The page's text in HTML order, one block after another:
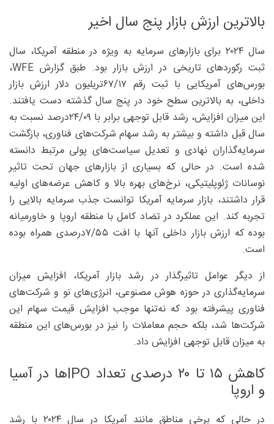
بالاترین ارزش بازار پنج سال اخیر
سال ۲۰۲۴ برای بازارهای سرمایه به‌ ویژه در منطقه آمریکا، سال
ثبت رکوردهای تاریخی در ارزش بازار بود. طبق گزارش ‌WFE،
بورس‌های آمریکایی با ثبت رقم ۱۷/‏‏۶۷‌تریلیون دلار ارزش بازار
داخلی، به بالاترین سطح خود در پنج سال گذشته دست یافتند.
این میزان افزایش، رشد قابل ‌توجهی برابر با ۰۹/‏‏۲۴‌درصد نسبت به
سال قبل داشته و بیشتر به رشد سهام شرکت‌های فناوری، بازگشت
سرمایه‌گذاران نهادی و تعدیل سیاست‌های پولی مرتبط دانسته
شده است. در حالی‌ که بسیاری از بازارهای جهان تحت ‌تاثیر
نوسانات ژئوپلیتیکی، نرخ‌های بهره بالا و کاهش عرضه‌های اولیه
قرار داشتند، بازار سرمایه آمریکا توانست جذب سرمایه بالایی را
تجربه کند. این عملکرد در تضاد کامل با منطقه اروپا و خاورمیانه
بوده که ارزش بازار داخلی آنها با افت ۵۵/‏‏۷‌درصدی همراه بوده
است.
از دیگر عوامل تاثیرگذار در رشد بازار آمریکا، افزایش میزان
سرمایه‌گذاری در حوزه هوش مصنوعی، انرژی‌های نو و شرکت‌های
فناوری پیشرفته بود که نه‌تنها موجب افزایش قیمت سهام این
شرکت‌ها شد، بلکه حجم معاملات را نیز در بورس‌های این منطقه
به میزان قابل‌ توجهی افزایش داد.
کاهش ۱۵ تا ۲۰ درصدی تعداد ‌IPOها در آسیا
و اروپا
در حالی‌ که برخی مناطق مانند آمریکا در سال ‌۲۰۲۴ با رشد